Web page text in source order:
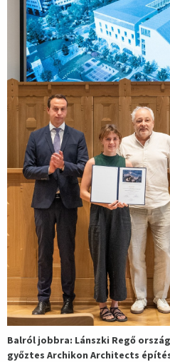
Balról jobbra: Lánszki Regő
győztes Archikon Architects